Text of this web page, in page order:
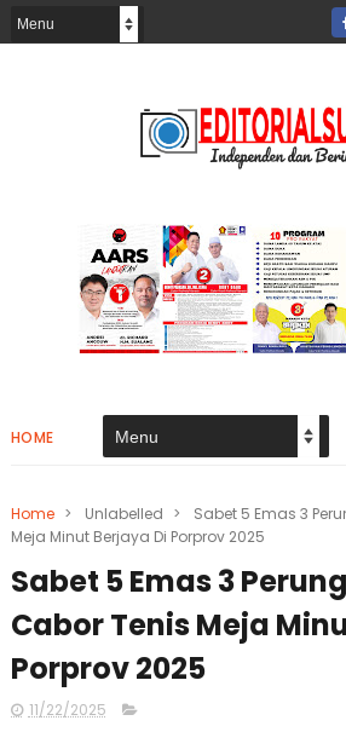
HOME
Home > Unlabelled >
Sabet 5 Emas 3
Meja Minut Berjaya Di Porprov 2025
Sabet 5 Emas 3
Cabor Tenis Meja
Porprov 2025
11/22/2025